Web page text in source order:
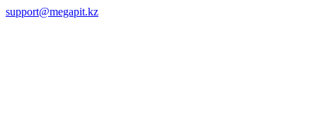
support@megapit.kz